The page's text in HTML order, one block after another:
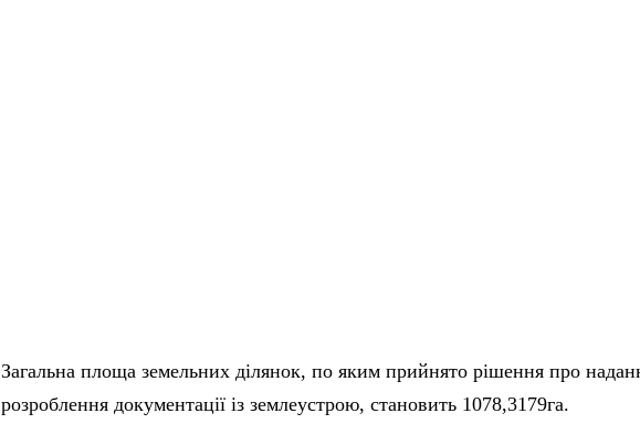
Загальна площа земельних ділянок, по яким прийнято рішення про
розроблення документації із землеустрою, становить 1078,3179га.